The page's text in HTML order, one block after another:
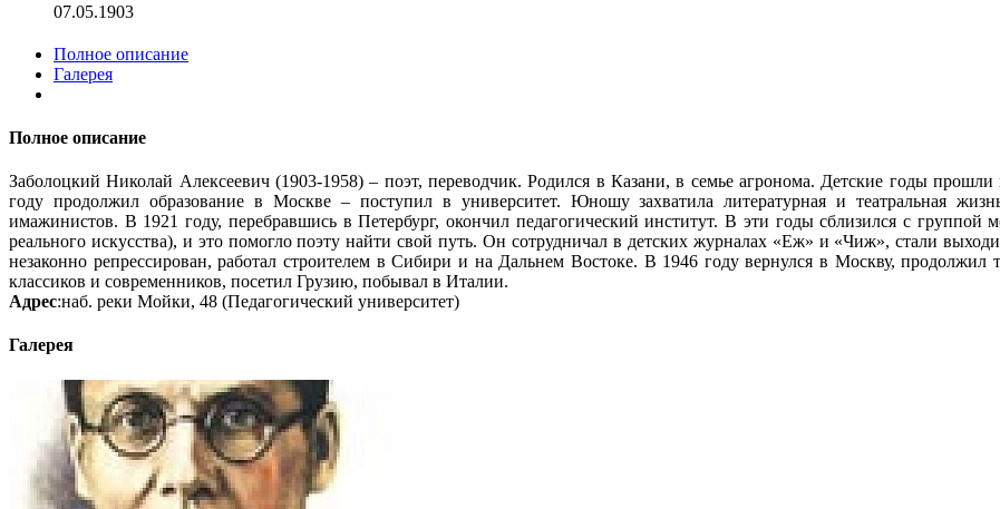
07.05.1903
Полное описание
Галерея
Полное описание
Заболоцкий Николай Алексеевич (1903-1958) – поэт, переводчик. Родился в Казани, в семье агронома. Детские годы
году продолжил образование в Москве – поступил в университет. Юношу захватила литературная и театральная
имажинистов. В 1921 году, перебравшись в Петербург, окончил педагогический институт. В эти годы сблизился с
реального искусства), и это помогло поэту найти свой путь. Он сотрудничал в детских журналах «Еж» и «Чиж», стали
незаконно репрессирован, работал строителем в Сибири и на Дальнем Востоке. В 1946 году вернулся в Москву, продолжил
классиков и современников, посетил Грузию, побывал в Италии.
Адрес:наб. реки Мойки, 48 (Педагогический университет)
Галерея